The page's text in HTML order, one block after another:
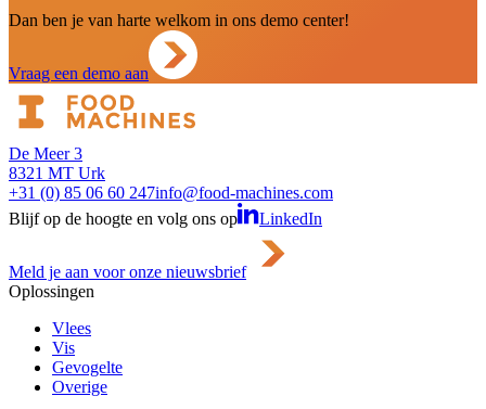
Dan ben je van harte welkom in ons demo center!
Vraag een demo aan
De Meer 3
8321 MT Urk
+31 (0) 85 06 60 247info@food-machines.com
Blijf op de hoogte en volg ons op
LinkedIn
Meld je aan voor onze nieuwsbrief
Oplossingen
Vlees
Vis
Gevogelte
Overige